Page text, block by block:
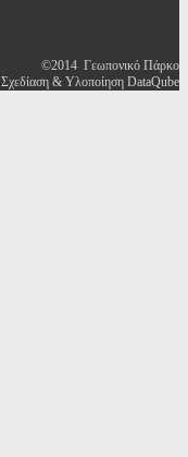
©2014 Γεωπονικό Πάρκο
Σχεδίαση & Υλοποίηση DataQube